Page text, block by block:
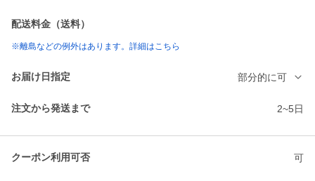
配送料金（送料）
※離島などの例外はあります。詳細はこちら
お届け日指定 部分的に可
注文から発送まで 2~5日
クーポン利用可否 可